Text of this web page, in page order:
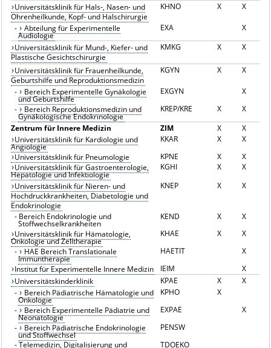
Universitätsklinik für Hals-, Nasen- und
Ohrenheilkunde, Kopf- und Halschirurgie
KHNO X X
- Abteilung für Experimentelle
Audiologie
EXA
X
Universitätsklinik für Mund-, Kiefer- und
Plastische Gesichtschirurgie
KMKG X X
Universitätsklinik für Frauenheilkunde,
Geburtshilfe und Reproduktionsmedizin
KGYN X X
- Bereich Experimentelle Gynäkologie
und Geburtshilfe
EXGYN
X
-
Bereich Reproduktionsmedizin und
Gynäkologische Endokrinologie
KREP/KRE X
X
Zentrum für Innere Medizin
ZIM X
X
Universitätsklinik für Kardiologie und
Angiologie
KKAR X
X
Universitätsklinik für Pneumologie
KPNE X
X
Universitätsklinik für Gastroenterologie,
Hepatologie und Infektiologie
KGHI X
X
Universitätsklinik für Nieren- und
Hochdruckkrankheiten, Diabetologie und
Endokrinologie
KNEP X X
- Bereich Endokrinologie und
Stoffwechselkrankheiten
KEND X
X
Universitätsklinik für Hämatologie,
Onkologie und Zelltherapie
KHAE X
X
-
HAE Bereich Translationale
Immuntherapie
HAETIT
X
Institut für Experimentelle Innere Medizin
IEIM
X
Universitätskinderklinik
KPAE X
X
-
Bereich Pädiatrische Hämatologie und
Onkologie
KPHO
X
-
Bereich Experimentelle Pädiatrie und
Neonatologie
EXPAE
X
-
Bereich Pädiatrische Endokrinologie
und Stoffwechsel
PENSW
-Telemedizin, Digitalisierung und
TDOEKO